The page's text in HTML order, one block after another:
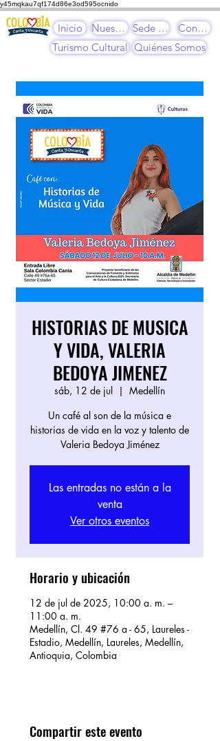
y45mqkau7qf174d86e3od595ocnido
Quiénes Somos
Nuestros Cursos Sede Cultural Contacto
Inicio
Turismo Cultural
HISTORIAS DE MUSICA
Y VIDA, VALERIA
BEDOYA JIMENEZ
sáb, 12 de jul
  |
Medellín
Un café al son de la música e
historias de vida en la voz y talento de
Valeria Bedoya Jiménez
Las entradas no están a la
venta
Ver otros eventos
Horario y ubicación
12 de jul de 2025, 10:00 a. m. –
11:00 a. m.
Medellín, Cl. 49 #76 a - 65, Laureles -
Estadio, Medellín, Laureles, Medellín,
Antioquia, Colombia
Compartir este evento